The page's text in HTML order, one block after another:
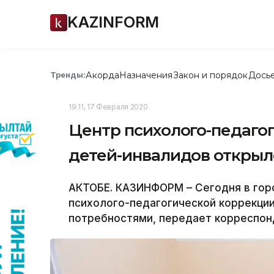
KAZINFORM
Тренды:АкордаНазначенияЗакон и порядок
19:11, 17 Февраля 2020
Центр психолого-
детей-инвалидов
АКТОБЕ. КАЗИНФОРМ – Сегодня в
психолого-педагогической
потребностями, передает